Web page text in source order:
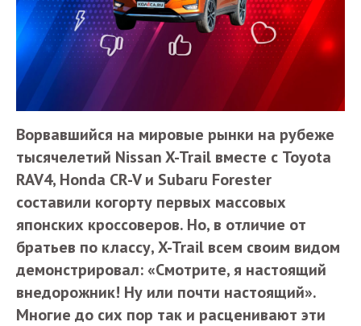
Ворвавшийся на мировые рынки на рубеже
тысячелетий Nissan X-Trail вместе с Toyota
RAV4, Honda CR-V и Subaru Forester
составили когорту первых массовых
японских кроссоверов. Но, в отличие от
братьев по классу, X-Trail всем своим видом
демонстрировал: «Смотрите, я настоящий
внедорожник! Ну или почти настоящий».
Многие до сих пор так и расценивают эти